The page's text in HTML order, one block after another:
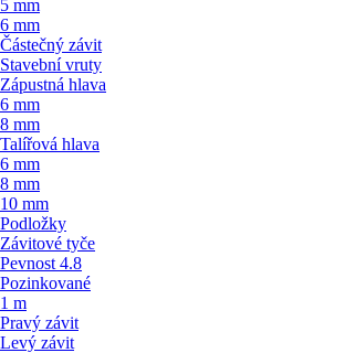
5 mm
6 mm
Částečný závit
Stavební vruty
Zápustná hlava
6 mm
8 mm
Talířová hlava
6 mm
8 mm
10 mm
Podložky
Závitové tyče
Pevnost 4.8
Pozinkované
1 m
Pravý závit
Levý závit